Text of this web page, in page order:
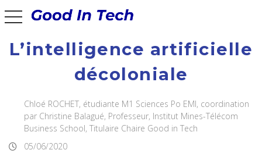
toggle navigation Good In Tech
L’intelligence artificielle
décoloniale
Chloé ROCHET, étudiante M1 Sciences Po EMI, coordination
par Christine Balagué, Professeur, Institut Mines-Télécom
Business School, Titulaire Chaire Good in Tech
05/06/2020